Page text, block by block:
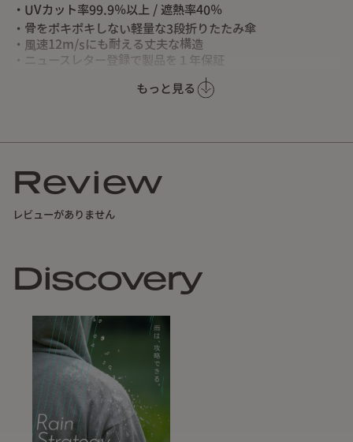
もっと見る
・UVカット率99.9％以上 / 遮熱率40％
・骨をポキポキしない軽量な3段折りたたみ傘
・風速12m/sにも耐える丈夫な構造
・ニュースレター登録で製品を１年保証
収納時幅：約8cm（本体約4.5cm)
Planning and design: Japan
Sewing assembly: China
Lightweight anti-UV folding umbrella
Review
レビューがありません
Discovery